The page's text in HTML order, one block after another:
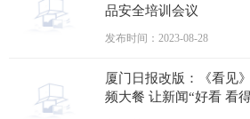
品安全培训会议
发布时间：2023-08-28
厦门日报改版：《看见
频大餐 让新闻“好看 看